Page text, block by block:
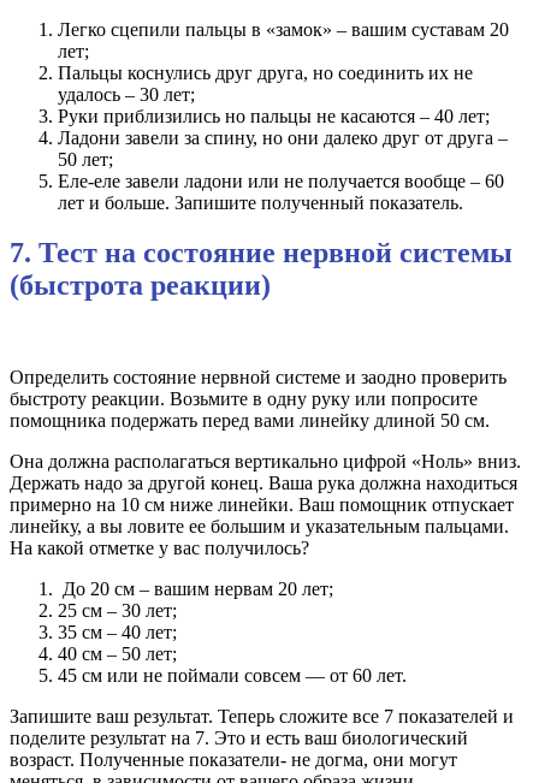
Легко сцепили пальцы в «замок» – вашим суставам 20
лет;
Пальцы коснулись друг друга, но соединить их не
удалось – 30 лет;
Руки приблизились но пальцы не касаются – 40 лет;
Ладони завели за спину, но они далеко друг от друга –
50 лет;
Еле-еле завели ладони или не получается вообще – 60
лет и больше. Запишите полученный показатель.
7. Тест на состояние нервной системы
(быстрота реакции)
Определить состояние нервной системе и заодно проверить
быстроту реакции. Возьмите в одну руку или попросите
помощника подержать перед вами линейку длиной 50 см.
Она должна располагаться вертикально цифрой «Ноль» вниз.
Держать надо за другой конец. Ваша рука должна находиться
примерно на 10 см ниже линейки. Ваш помощник отпускает
линейку, а вы ловите ее большим и указательным пальцами.
На какой отметке у вас получилось?
До 20 см – вашим нервам 20 лет;
25 см – 30 лет;
35 см – 40 лет;
40 см – 50 лет;
45 см или не поймали совсем — от 60 лет.
Запишите ваш результат. Теперь сложите все 7 показателей и
поделите результат на 7. Это и есть ваш биологический
возраст. Полученные показатели- не догма, они могут